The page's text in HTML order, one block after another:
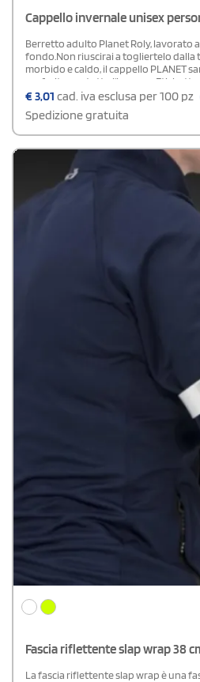
Cappello invernale unisex
Berretto adulto Planet Roly, lavorato
fondo.Non riuscirai a togliertelo dalla
morbido e caldo, il cappello PLANET
preferito per tutto l'inverno. Etichetta
100% acrIlico
€3,01 cad. iva esclusa per 100 pz
Spedizione gratuita
Fascia riflettente slap wrap 38
La fascia riflettente slap wrap è una